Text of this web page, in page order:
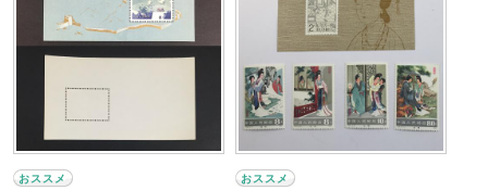
おススメ おススメ